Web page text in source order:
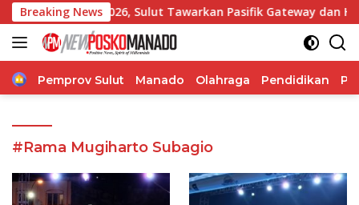
Langsung
ke
konten
Breaking News
di NISF 2026, Sulut Tawarkan Pasifik Gateway dan Hilirisasi
Home
Pemprov Sulut Manado Olahraga Pendidikan
#Rama Mugiharto Subagio